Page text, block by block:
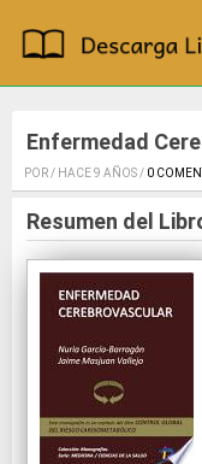
Enfermedad
POR / HACE 9 AÑOS / 0
Resumen del